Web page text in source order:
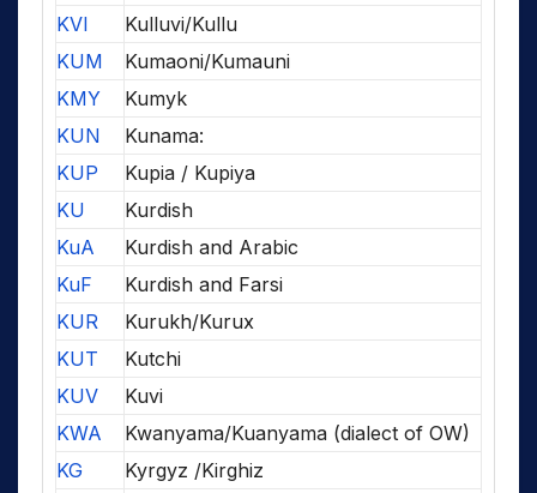
KVI
Kulluvi/Kullu
KUM
Kumaoni/Kumauni
KMY
Kumyk
KUN
Kunama:
KUP
Kupia / Kupiya
KU
Kurdish
KuA
Kurdish and Arabic
KuF
Kurdish and Farsi
KUR
Kurukh/Kurux
KUT
Kutchi
KUV
Kuvi
KWA
Kwanyama/Kuanyama (dialect of OW)
KG
Kyrgyz /Kirghiz